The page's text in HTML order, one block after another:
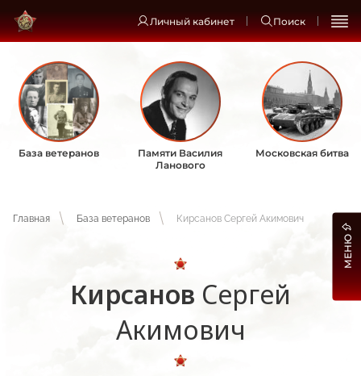
Личный кабинет Поиск
База ветеранов
Памяти Василия
Ланового
Московская битва
Главная База ветеранов Кирсанов Сергей Акимович
Кирсанов Сергей
Акимович
МЕНЮ